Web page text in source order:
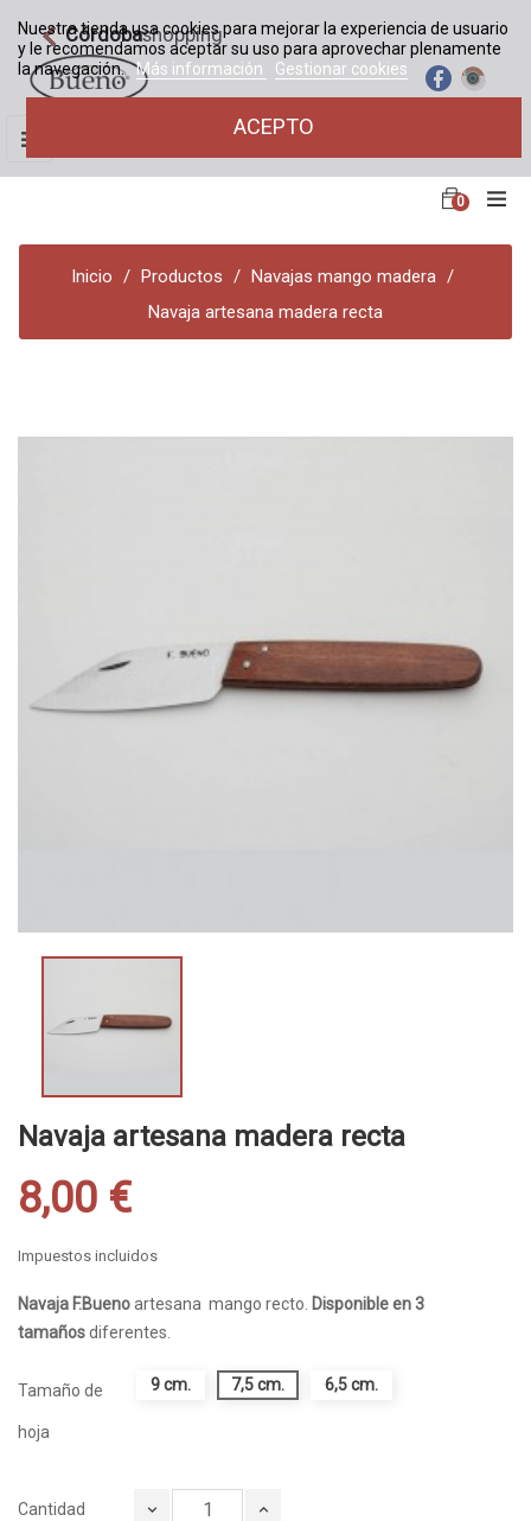
Córdobashopping
Nuestra tienda usa cookies para mejorar la experiencia de usuario
y le recomendamos aceptar su uso para aprovechar plenamente
la navegación. Más información Gestionar cookies
ACEPTO
Navegación
de
palanca
☰
0
Inicio Productos
Navajas mango madera
Navaja artesana madera recta
Navaja artesana madera recta
8,00 €
Impuestos incluidos
Navaja F.Buenoartesana mango recto. Disponible en 3
tamañosdiferentes.
Tamaño de
hoja
9 cm. 7,5 cm. 6,5 cm.
Cantidad